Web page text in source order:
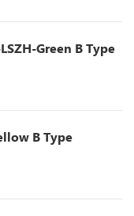
Green B Type
B Type